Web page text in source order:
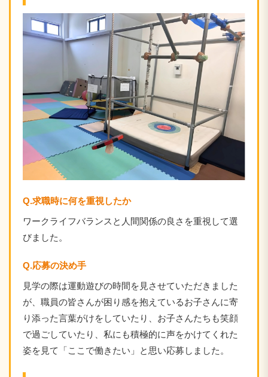
Q.求職時に何を重視したか
ワークライフバランスと人間関係の良さを重視して選
びました。
Q.応募の決め手
見学の際は運動遊びの時間を見させていただきました
が、職員の皆さんが困り感を抱えているお子さんに寄
り添った言葉がけをしていたり、お子さんたちも笑顔
で過ごしていたり、私にも積極的に声をかけてくれた
姿を見て「ここで働きたい」と思い応募しました。